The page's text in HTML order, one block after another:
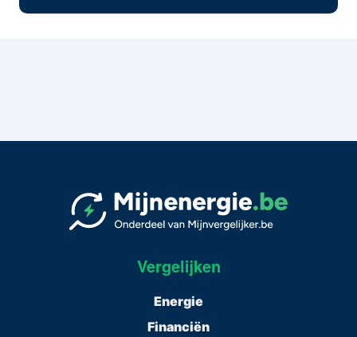
Vergelijken
Energie
Financiën